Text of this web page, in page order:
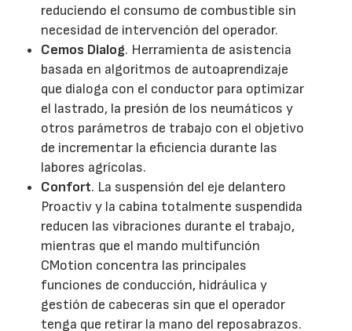
reduciendo el consumo de combustible sin
necesidad de intervención del operador.
Cemos Dialog. Herramienta de asistencia
basada en algoritmos de autoaprendizaje
que dialoga con el conductor para optimizar
el lastrado, la presión de los neumáticos y
otros parámetros de trabajo con el objetivo
de incrementar la eficiencia durante las
labores agrícolas.
Confort. La suspensión del eje delantero
Proactiv y la cabina totalmente suspendida
reducen las vibraciones durante el trabajo,
mientras que el mando multifunción
CMotion concentra las principales
funciones de conducción, hidráulica y
gestión de cabeceras sin que el operador
tenga que retirar la mano del reposabrazos.